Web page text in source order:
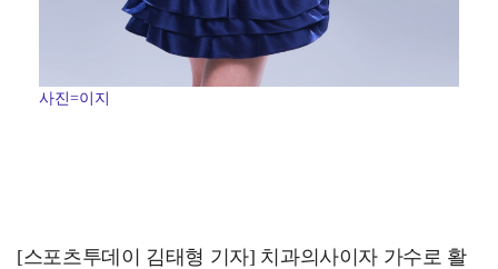
사진=이지
[스포츠투데이 김태형 기자] 치과의사이자 가수로 활